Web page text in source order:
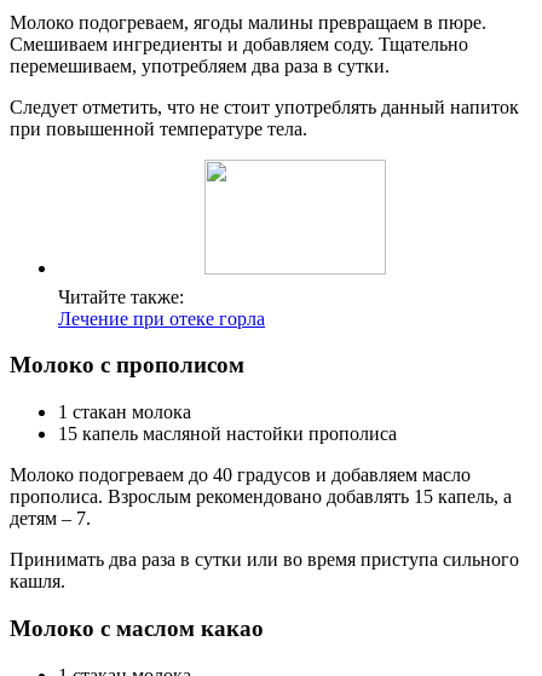
Молоко подогреваем, ягоды малины превращаем в пюре.
Смешиваем ингредиенты и добавляем соду. Тщательно
перемешиваем, употребляем два раза в сутки.
Следует отметить, что не стоит употреблять данный напиток
при повышенной температуре тела.
Читайте также:
Лечение при отеке горла
Молоко с прополисом
1 стакан молока
15 капель масляной настойки прополиса
Молоко подогреваем до 40 градусов и добавляем масло
прополиса. Взрослым рекомендовано добавлять 15 капель, а
детям – 7.
Принимать два раза в сутки или во время приступа сильного
кашля.
Молоко с маслом какао